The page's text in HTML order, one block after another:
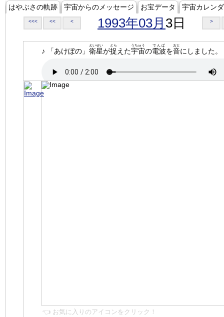
はやぶさの軌跡 宇宙からのメッセージ お宝データ 宇宙カレン
<<< << < 1993年03月 3日 >
♪ 「あけぼの」 衛星
えいせい
が捉
とら
えた宇宙
うちゅう
の電波
でんぱ
を音
おと
にしました。
👈 お気に入りのアイコンをクリック！